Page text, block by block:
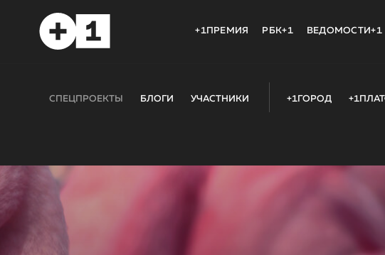
+1ПРЕМИЯ РБК+1 ВЕДОМОСТИ+1
СПЕЦПРОЕКТЫ БЛОГИ УЧАСТНИКИ +1ГОРОД